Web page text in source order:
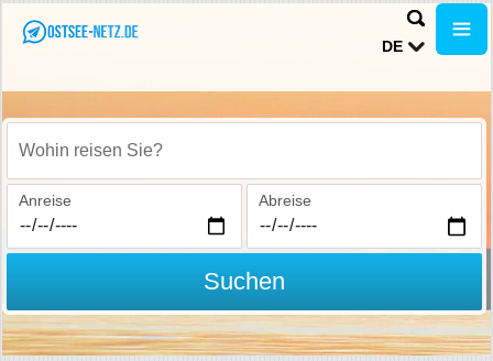
DE
Wohin reisen Sie?
Anreise Abreise
Suchen